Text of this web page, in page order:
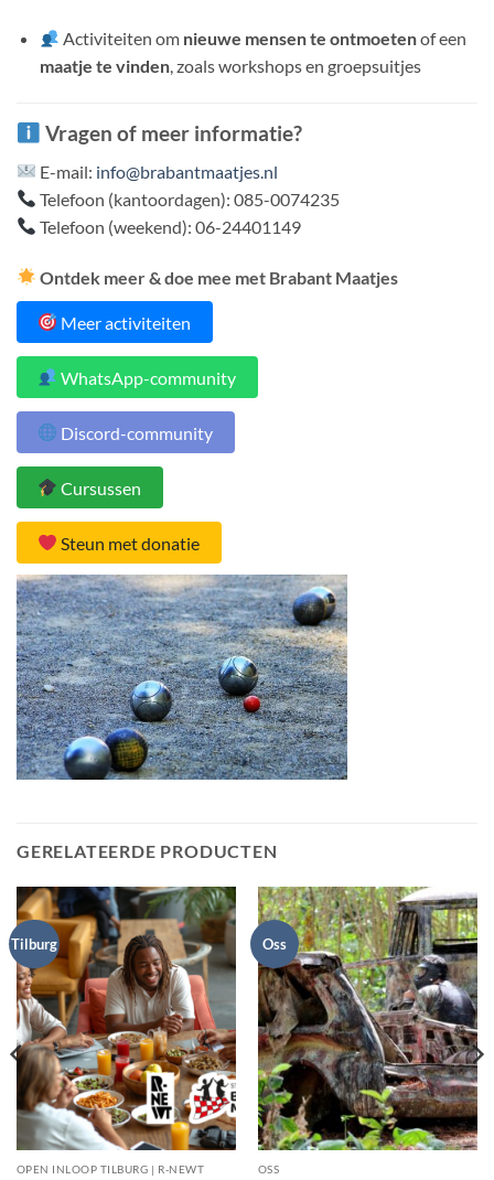
Activiteiten om nieuwe mensen te ontmoetenof een
maatje te vinden, zoals workshops en groepsuitjes
Vragen of meer informatie?
E-mail: info@brabantmaatjes.nl
Telefoon (kantoordagen): 085-0074235
Telefoon (weekend): 06-24401149
Ontdek meer & doe mee met Brabant Maatjes
Meer activiteiten
WhatsApp-community
Discord-community
Cursussen
Steun met donatie
GERELATEERDE PRODUCTEN
Tilburg
OPEN INLOOP TILBURG | R-NEWT
Oss
OSS